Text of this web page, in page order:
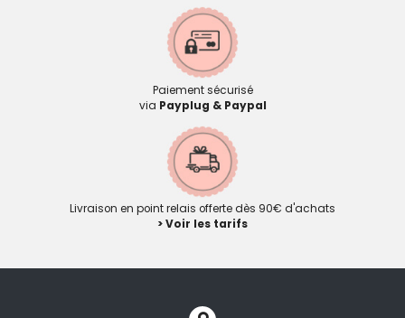
Paiement sécurisé
via Payplug & Paypal
Livraison en point relais offerte dès 90€ d'achats
> Voir les tarifs